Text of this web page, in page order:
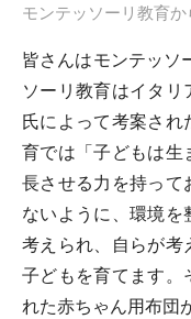
モンテッソーリ教育
皆さんはモンテッソ
ソーリ教育はイタリ
氏によって考案さ
育では「子どもは生
長させる力を持って
ないように、環境を
考えられ、自らが考
子どもを育てます。
れた赤ちゃん用布団